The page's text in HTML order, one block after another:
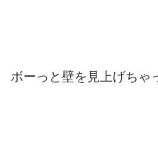
ボーっと壁を見上げちゃ